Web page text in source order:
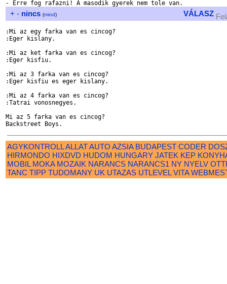
+ - nincs (mind) VÁLASZ
:Mi az egy farka van es cincog?
:Eger kislany.
:Mi az ket farka van es cincog?
:Eger kisfiu.
:Mi az 3 farka van es cincog?
:Eger kisfiu es eger kislany.
:Mi az 4 farka van es cincog?
:Tatrai vonosnegyes.
Mi az 5 farka van es cincog?
AGYKONTROLLALLATAUTO AZSIA BUDAPEST CODER
HIRMONDO HIXDVD HUDOM HUNGARY JATEK KEP
MOBIL MOKA MOZAIK NARANCS NARANCS1 NY NYELV
TANC TIPP TUDOMANY UK UTAZAS UTLEVEL VITA